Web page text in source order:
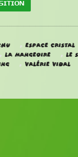
, Espace Cristal
, La mangeoire , Le
, Valérie Vidal